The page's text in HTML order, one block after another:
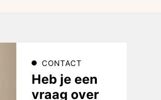
CONTACT
Heb je een
vraag over